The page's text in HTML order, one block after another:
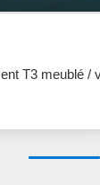
T3 meublé /